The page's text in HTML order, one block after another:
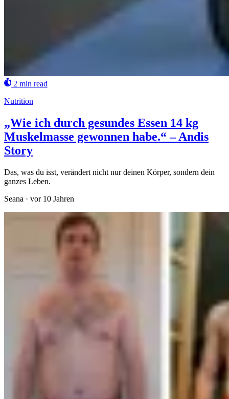
2 min read
Nutrition
„Wie ich durch gesundes Essen 14 kg
Muskelmasse gewonnen habe.“ – Andis
Story
Das, was du isst, verändert nicht nur deinen Körper, sondern dein
ganzes Leben.
Seana · vor 10 Jahren